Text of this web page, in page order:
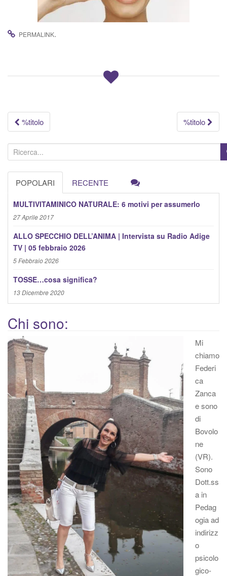
PERMALINK.
Navigazione
articolo
%titolo %titolo
e
r
POPOLARI RECENTE
MULTIVITAMINICO NATURALE: 6 motivi per assumerlo
27 Aprile 2017
ALLO SPECCHIO DELL’ANIMA | Intervista su Radio Adige
TV | 05 febbraio 2026
5 Febbraio 2026
TOSSE…cosa significa?
13 Dicembre 2020
Chi sono:
Mi
chiamo
Federi
ca
Zanca
e sono
di
Bovolo
ne
(VR).
Sono
Dott.ss
a in
Pedag
ogia ad
indirizz
o
psicolo
gico-